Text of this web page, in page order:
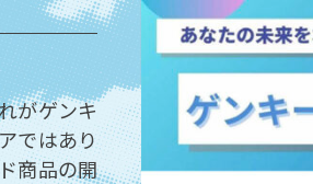
がゲンキ
ではあり
商品の開